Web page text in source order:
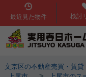
最近見た物件 検討
文京区の不動産売買・賃貸